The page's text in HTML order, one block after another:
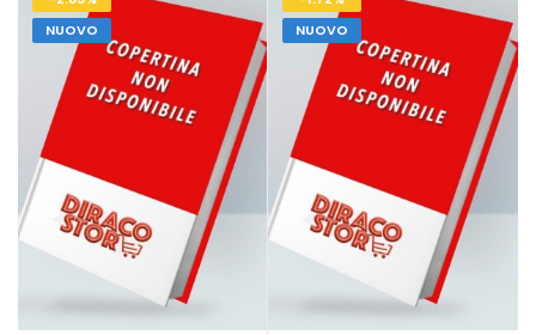
NUOVO
NUOVO